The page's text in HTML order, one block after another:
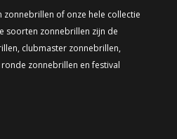
zonnebrillen of onze hele collectie
soorten zonnebrillen zijn de
clubmaster zonnebrillen,
zonnebrillen en festival